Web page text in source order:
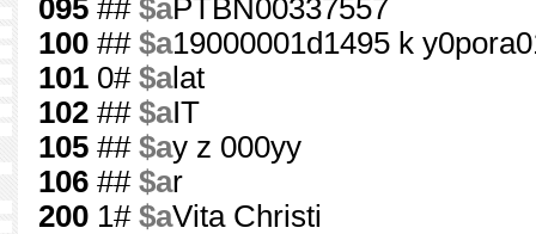
095 ## $aPTBN00337557
100 ## $a19000001d1495 k
101 0# $alat
102 ## $aIT
105 ## $ay z 000yy
106 ## $ar
200 1# $aVita Christi